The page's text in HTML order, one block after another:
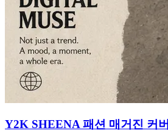
Y2K SHEENA 패션 매거진 커버